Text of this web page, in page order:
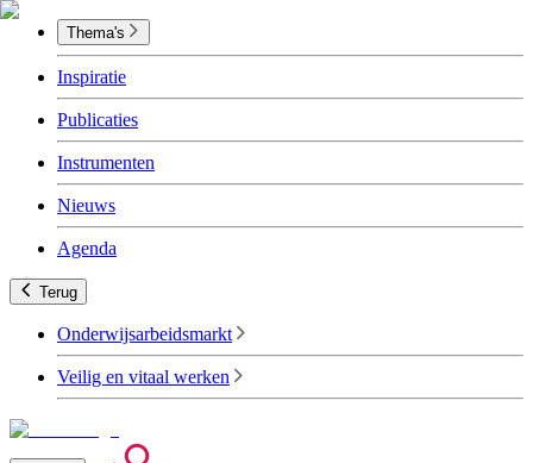
Thema's
Inspiratie
Publicaties
Instrumenten
Nieuws
Agenda
Terug
Onderwijsarbeidsmarkt
Veilig en vitaal werken